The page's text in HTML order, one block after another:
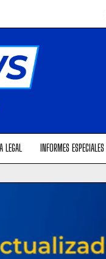
LEGAL INFORMES ESPECIALES